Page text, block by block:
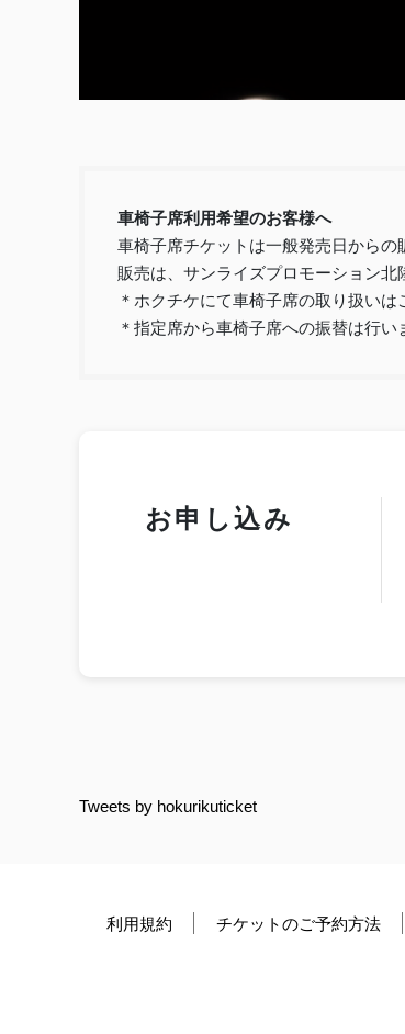
車椅子席利用希望のお客様へ
車椅子席チケットは一般発売日からの
販売は、サンライズプロモーション北
＊ホクチケにて車椅子席の取り扱いは
＊指定席から車椅子席への振替は行い
お申し込み
Tweets by hokurikuticket
利用規約 チケットのご予約方法